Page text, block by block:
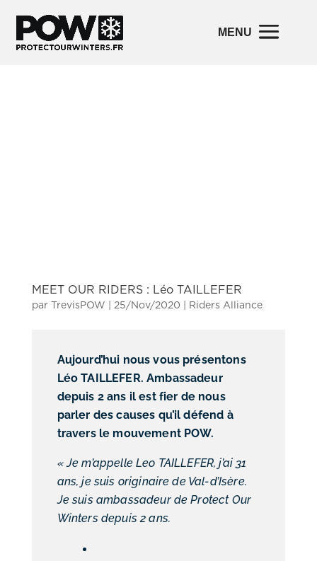
MEET OUR RIDERS : Léo TAILLEFER
par TrevisPOW 25/Nov/2020 Riders Alliance
Aujourd’hui nous vous présentons
Léo TAILLEFER. Ambassadeur
depuis 2 ans il est fier de nous
parler des causes qu’il défend à
travers le mouvement POW.
« Je m’appelle Leo TAILLEFER, j’ai 31
ans, je suis originaire de Val-d’Isère.
Je suis ambassadeur de Protect Our
Winters depuis 2 ans.